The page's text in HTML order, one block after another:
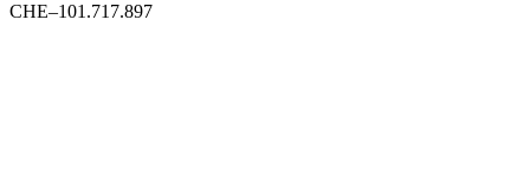
CHE–101.717.897